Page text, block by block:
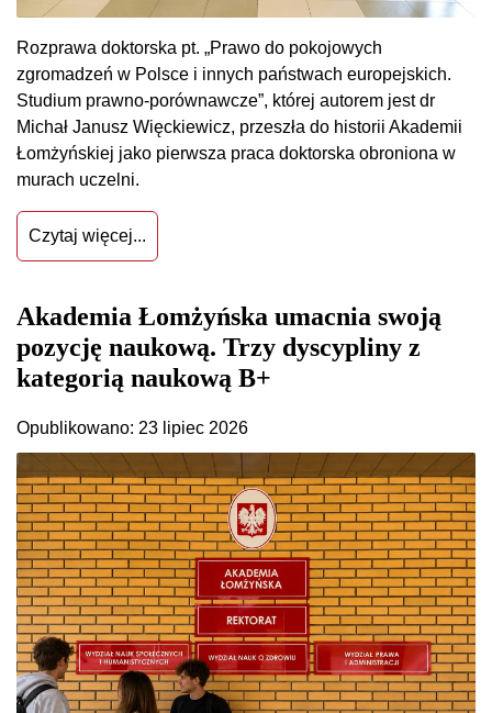
Rozprawa doktorska pt. „Prawo do pokojowych
zgromadzeń w Polsce i innych państwach europejskich.
Studium prawno-porównawcze”, której autorem jest dr
Michał Janusz Więckiewicz, przeszła do historii Akademii
Łomżyńskiej jako pierwsza praca doktorska obroniona w
murach uczelni.
Czytaj więcej...
Akademia Łomżyńska umacnia swoją
pozycję naukową. Trzy dyscypliny z
kategorią naukową B+
Opublikowano: 23 lipiec 2026